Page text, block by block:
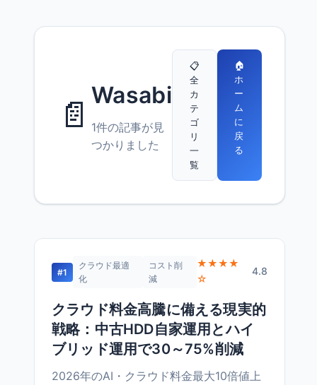
📄 Wasabi
1件の記事が見
つかりました
📋
全
カ
テ
ゴ
リ
一
覧
🏠
ホ
ー
ム
に
戻
る
#1
クラウド最適
化
コスト削
減
★★★★
☆
4.8
クラウド料金高騰に備える現実的
戦略：中古HDD自家運用とハイ
ブリッド運用で30～75%削減
2026年のAI・クラウド料金最大10倍値上